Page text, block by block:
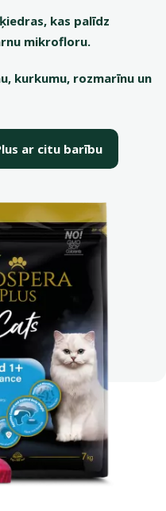
kas palīdz
mikrofloru.
kurkumu, rozmarīnu un
ar citu barību